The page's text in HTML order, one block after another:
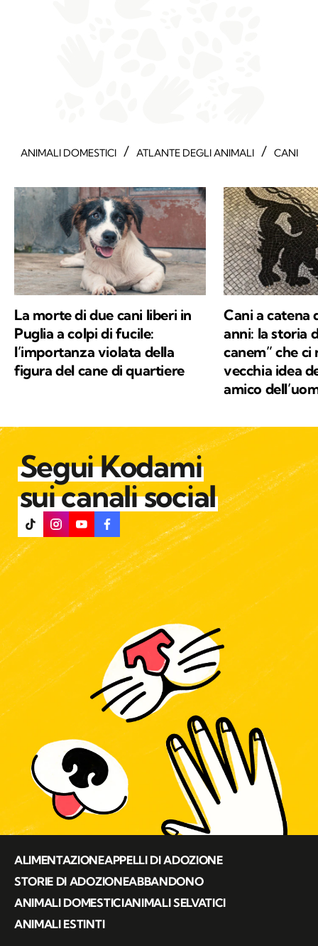
ANIMALI DOMESTICI / ATLANTE DEGLI ANIMALI / CANI
La morte di due cani liberi in
Puglia a colpi di fucile:
l’importanza violata della
figura del cane di quartiere
Cani a catena
anni: la storia
canem” che
vecchia idea
amico
Segui Kodami
sui canali social
ALIMENTAZIONEAPPELLI DI ADOZIONE
STORIE DI ADOZIONEABBANDONO
ANIMALI DOMESTICIANIMALI SELVATICI
ANIMALI ESTINTI